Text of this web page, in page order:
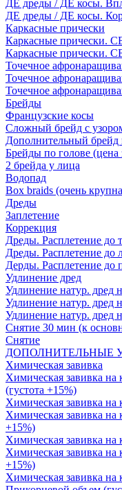
ДЕ дреды / ДЕ косы.
ДЕ дреды / ДЕ косы.
Каркасные прически
Каркасные прически.
Каркасные прически.
Точечное
Точечное
Точечное
Брейды
Французские косы
Сложный брейд с
Дополнительный брейд
Брейды по голове (цена
2 брейда у лица
Водопад
Box braids (очень
Дреды
Заплетение
Коррекция
Дреды. Расплетение до
Дреды. Расплетение до
Дерды. Расплетение до
Удлинение дред
Удлинение натур. дред
Удлинение натур. дред
Удлинение натур. дред
Снятие 30 мин (к
Снятие
ДОПОЛНИТЕЛЬНЫЕ
Химическая завивка
Химическая завивка на
(густота +15%)
Химическая завивка на
Химическая завивка на
+15%)
Химическая завивка на
Химическая завивка на
+15%)
Химическая завивка на